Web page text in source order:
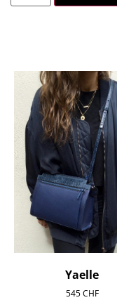
Yaelle
545CHF